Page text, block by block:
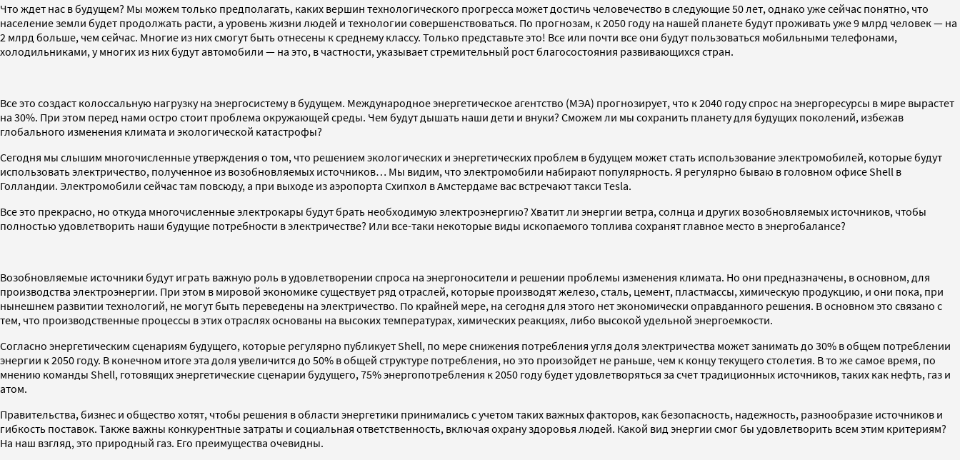
Что ждет нас в будущем? Мы можем только предполагать, каких вершин технологического прогресса может достичь человечество в следующие 50 лет, однако уже сейчас понятно, что
население земли будет продолжать расти, а уровень жизни людей и технологии совершенствоваться. По прогнозам, к 2050 году на нашей планете будут проживать уже 9 млрд человек — на
2 млрд больше, чем сейчас. Многие из них смогут быть отнесены к среднему классу. Только представьте это! Все или почти все они будут пользоваться мобильными телефонами,
холодильниками, у многих из них будут автомобили — на это, в частности, указывает стремительный рост благосостояния развивающихся стран.
Все это создаст колоссальную нагрузку на энергосистему в будущем. Международное энергетическое агентство (МЭА) прогнозирует, что к 2040 году спрос на энергоресурсы в мире вырастет
на 30%. При этом перед нами остро стоит проблема окружающей среды. Чем будут дышать наши дети и внуки? Сможем ли мы сохранить планету для будущих поколений, избежав
глобального изменения климата и экологической катастрофы?
Сегодня мы слышим многочисленные утверждения о том, что решением экологических и энергетических проблем в будущем может стать использование электромобилей, которые будут
использовать электричество, полученное из возобновляемых источников… Мы видим, что электромобили набирают популярность. Я регулярно бываю в головном офисе Shell в
Голландии. Электромобили сейчас там повсюду, а при выходе из аэропорта Схипхол в Амстердаме вас встречают такси Tesla.
Все это прекрасно, но откуда многочисленные электрокары будут брать необходимую электроэнергию? Хватит ли энергии ветра, солнца и других возобновляемых источников, чтобы
полностью удовлетворить наши будущие потребности в электричестве? Или все-таки некоторые виды ископаемого топлива сохранят главное место в энергобалансе?
Возобновляемые источники будут играть важную роль в удовлетворении спроса на энергоносители и решении проблемы изменения климата. Но они предназначены, в основном, для
производства электроэнергии. При этом в мировой экономике существует ряд отраслей, которые производят железо, сталь, цемент, пластмассы, химическую продукцию, и они пока, при
нынешнем развитии технологий, не могут быть переведены на электричество. По крайней мере, на сегодня для этого нет экономически оправданного решения. В основном это связано с
тем, что производственные процессы в этих отраслях основаны на высоких температурах, химических реакциях, либо высокой удельной энергоемкости.
Согласно энергетическим сценариям будущего, которые регулярно публикует Shell, по мере снижения потребления угля доля электричества может занимать до 30% в общем потреблении
энергии к 2050 году. В конечном итоге эта доля увеличится до 50% в общей структуре потребления, но это произойдет не раньше, чем к концу текущего столетия. В то же самое время, по
мнению команды Shell, готовящих энергетические сценарии будущего, 75% энергопотребления к 2050 году будет удовлетворяться за счет традиционных источников, таких как нефть, газ и
атом.
Правительства, бизнес и общество хотят, чтобы решения в области энергетики принимались с учетом таких важных факторов, как безопасность, надежность, разнообразие источников и
гибкость поставок. Также важны конкурентные затраты и социальная ответственность, включая охрану здоровья людей. Какой вид энергии смог бы удовлетворить всем этим критериям?
На наш взгляд, это природный газ. Его преимущества очевидны.